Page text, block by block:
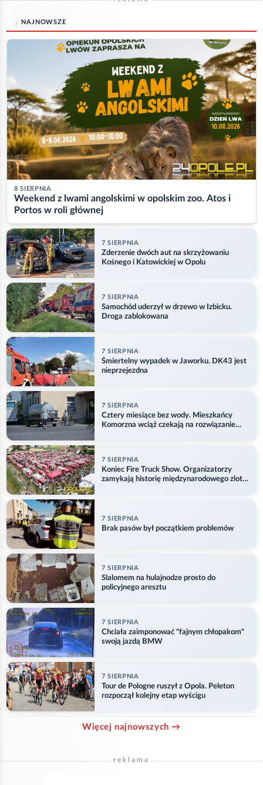
NAJNOWSZE
8 SIERPNIA
Weekend z lwami angolskimi w opolskim zoo. Atos i
Portos w roli głównej
7 SIERPNIA
Zderzenie dwóch aut na skrzyżowaniu
Kośnego i Katowickiej w Opolu
7 SIERPNIA
Samochód uderzył w drzewo w Izbicku.
Droga zablokowana
7 SIERPNIA
Śmiertelny wypadek w Jaworku. DK43 jest
nieprzejezdna
7 SIERPNIA
Cztery miesiące bez wody. Mieszkańcy
Komorzna wciąż czekają na rozwiązanie
7 SIERPNIA
Koniec Fire Truck Show. Organizatorzy
zamykają historię międzynarodowego zlotu
7 SIERPNIA
Brak pasów był początkiem problemów
7 SIERPNIA
Slalomem na hulajnodze prosto do
policyjnego aresztu
7 SIERPNIA
Chciała zaimponować "fajnym chłopakom"
swoją jazdą BMW
7 SIERPNIA
Tour de Pologne ruszył z Opola. Peleton
rozpoczął kolejny etap wyścigu
Więcej najnowszych →
reklama